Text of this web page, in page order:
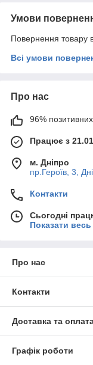
Умови
Повернення товару
Всі умови
Про нас
96% позитивних
Працює з
м. Дніпро
пр.Героїв, 3,
Контакти
Сьогодні
Показати
Про нас
Контакти
Доставка та
Графік роботи